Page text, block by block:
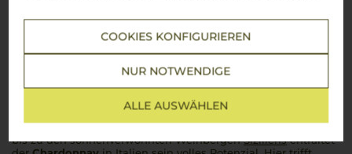
COOKIES KONFIGURIEREN
NUR NOTWENDIGE
ALLE AUSWÄHLEN
Chardonnay
Die facettenreiche Rebsorte im Herzen Italiens
seconda casagefunden. Von den sanftencollineimPiemont
bis zu den sonnenverwöhnten WeinbergenSiziliensentfaltet